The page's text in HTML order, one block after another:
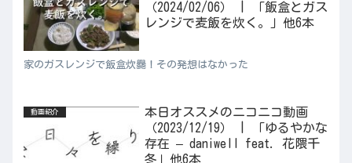
（2024/02/06） | 「飯盒とガス
レンジで麦飯を炊く。」他6本
家のガスレンジで飯盒炊爨！その発想はなかった
動画紹介
本日オススメのニコニコ動画
（2023/12/19） | 「ゆるやかな
存在 – daniwell feat. 花隈千
冬」他6本